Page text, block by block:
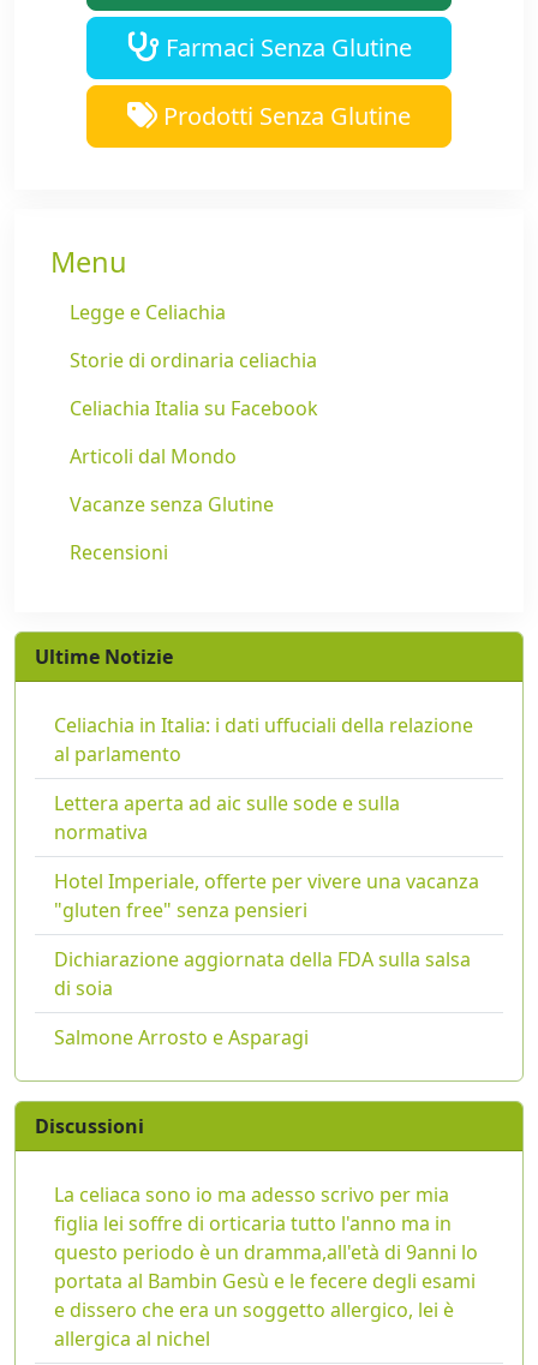
Farmaci Senza Glutine
Prodotti Senza Glutine
Menu
Legge e Celiachia
Storie di ordinaria celiachia
Celiachia Italia su Facebook
Articoli dal Mondo
Vacanze senza Glutine
Recensioni
Ultime Notizie
Celiachia in Italia: i dati uffuciali della relazione
al parlamento
Lettera aperta ad aic sulle sode e sulla
normativa
Hotel Imperiale, offerte per vivere una vacanza
"gluten free" senza pensieri
Dichiarazione aggiornata della FDA sulla salsa
di soia
Salmone Arrosto e Asparagi
Discussioni
La celiaca sono io ma adesso scrivo per mia
figlia lei soffre di orticaria tutto l'anno ma in
questo periodo è un dramma,all'età di 9anni lo
portata al Bambin Gesù e le fecere degli esami
e dissero che era un soggetto allergico, lei è
allergica al nichel